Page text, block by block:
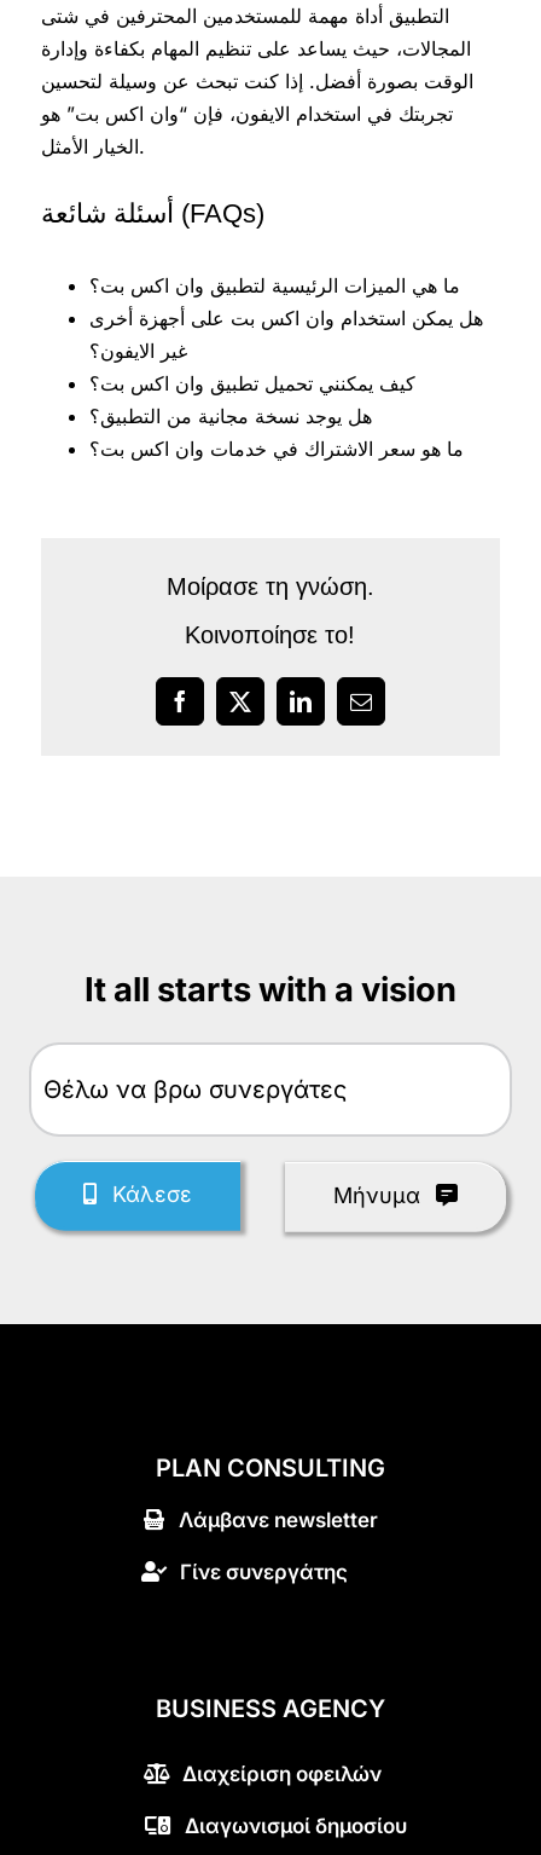
التطبيق أداة مهمة للمستخدمين المحترفين في شتى
المجالات، حيث يساعد على تنظيم المهام بكفاءة وإدارة
الوقت بصورة أفضل. إذا كنت تبحث عن وسيلة لتحسين
تجربتك في استخدام الايفون، فإن “وان اكس بت” هو
الخيار الأمثل.
أسئلة شائعة (FAQs)
ما هي الميزات الرئيسية لتطبيق وان اكس بت؟
هل يمكن استخدام وان اكس بت على أجهزة أخرى
غير الايفون؟
كيف يمكنني تحميل تطبيق وان اكس بت؟
هل يوجد نسخة مجانية من التطبيق؟
ما هو سعر الاشتراك في خدمات وان اكس بت؟
Μοίρασε τη γνώση.
Κοινοποίησε το!
Facebook
X LinkedInEmail
It all starts with a vision
Θέλω
Κάλεσε Mήνυμα
PLAN CONSULTING
Λάμβανε newsletter
Γίνε συνεργάτης
BUSINESS AGENCY
Διαχείριση οφειλών
Διαγωνισμοί δημοσίου